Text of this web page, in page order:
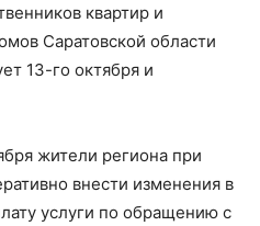
квартир и
Саратовской области
13-го октября и
жители региона при
внести изменения в
услуги по обращению с